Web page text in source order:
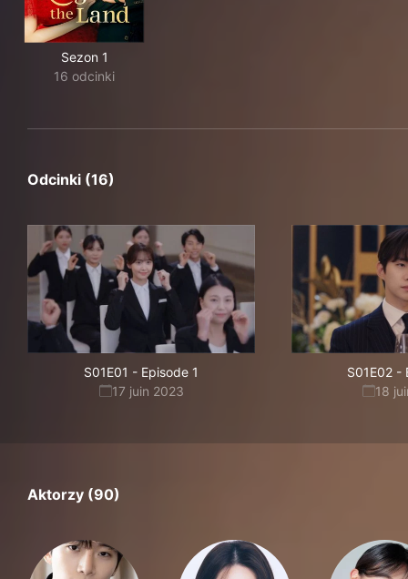
Sezon 1
16 odcinki
Odcinki (16)
S01E01 - Episode 1
17 juin 2023
S01E02 -
18
Aktorzy (90)